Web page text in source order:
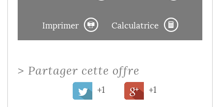
Imprimer Calculatrice
> Partager cette offre
+1 +1